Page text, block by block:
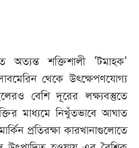
শক্তিশালী 'টমাহক'
থেকে উৎক্ষেপণযোগ্য
বেশি দূরের লক্ষ্যবস্তুতে
মাধ্যমে নিখুঁতভাবে আঘাত
প্রতিরক্ষা কারখানাগুলোতে